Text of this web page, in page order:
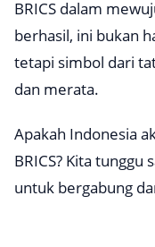
BRICS dalam
berhasil, ini bukan
tetapi simbol dari
dan merata.
Apakah Indonesia
BRICS? Kita tunggu
untuk bergabung